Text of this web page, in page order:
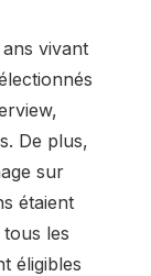
vivant
De plus,
sur
étaient
les
éligibles